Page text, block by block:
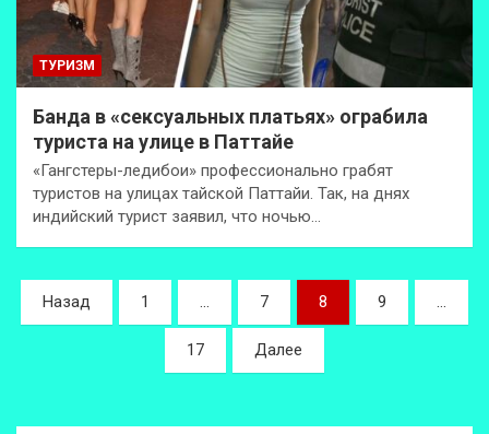
ТУРИЗМ
Банда в «сексуальных платьях» ограбила
туриста на улице в Паттайе
«Гангстеры-ледибои» профессионально грабят
туристов на улицах тайской Паттайи. Так, на днях
индийский турист заявил, что ночью…
Пагинация
записей
Назад 1 … 7 8 9 …
17 Далее